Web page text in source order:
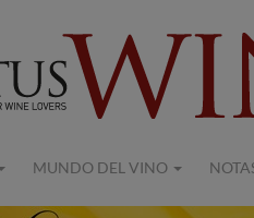
MUNDO DEL VINO